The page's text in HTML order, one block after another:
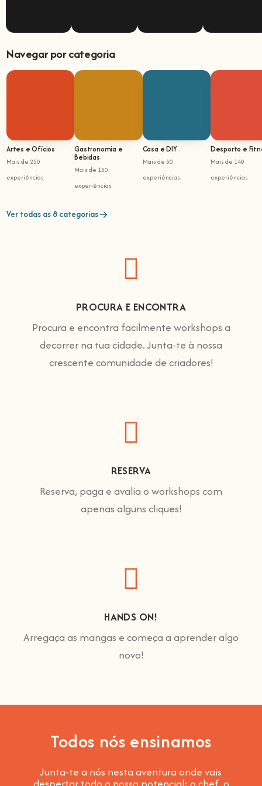
Navegar por categoria
Artes e Ofícios
Mais de 250
experiências
Gastronomia e
Bebidas
Mais de 130
experiências
Casa e DIY
Mais de 30
experiências
Desporto e
Mais de 140
experiências
Ver todas as 8 categorias
PROCURA E ENCONTRA
Procura e encontra facilmente workshops a
decorrer na tua cidade. Junta-te à nossa
crescente comunidade de criadores!
RESERVA
Reserva, paga e avalia o workshops com
apenas alguns cliques!
HANDS ON!
Arregaça as mangas e começa a aprender algo
novo!
Todos nós ensinamos
Junta-te a nós nesta aventura onde vais